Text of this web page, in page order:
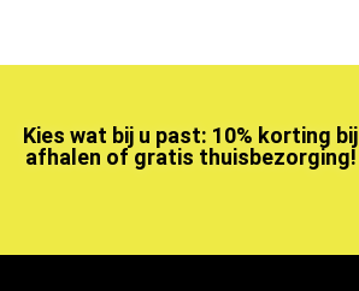
Kies wat bij u past: 10% korting bij
afhalen of gratis thuisbezorging!